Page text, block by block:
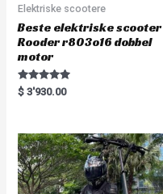
Elektriske scootere
Beste elektriske scooter
Rooder r803o16 dobbel
motor
Rated
5.00
$ 3'930.00